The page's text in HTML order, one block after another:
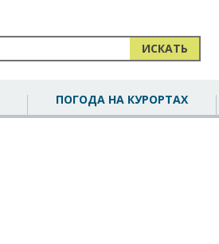
ИСКАТЬ
ПОГОДА НА КУРОРТАХ